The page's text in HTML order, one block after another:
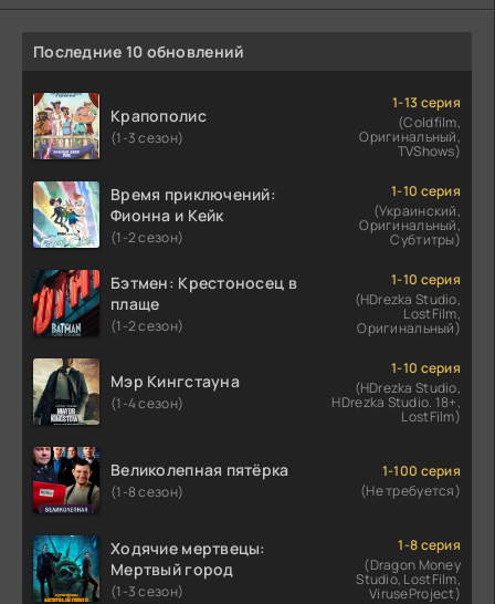
Последние 10 обновлений
Крапополис
(1-3 сезон)
1-13 серия
(Coldfilm,
Оригинальный,
TVShows)
Время приключений:
Фионна и Кейк
(1-2 сезон)
1-10 серия
(Украинский,
Оригинальный,
Субтитры)
Бэтмен: Крестоносец в
плаще
(1-2 сезон)
1-10 серия
(HDrezka Studio,
LostFilm,
Оригинальный)
Мэр Кингстауна
(1-4 сезон)
1-10 серия
(HDrezka Studio,
HDrezka Studio. 18+,
LostFilm)
Великолепная пятёрка
(1-8 сезон)
1-100 серия
(Не требуется)
Ходячие мертвецы:
Мертвый город
(1-3 сезон)
1-8 серия
(Dragon Money
Studio, LostFilm,
ViruseProject)